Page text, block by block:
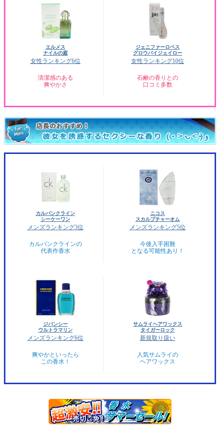
エルメス
ナイルの庭
女性ランキング6位
清潔感のある
爽やかさ
ジェニファーロペス
グロウバイジェイロー
女性ランキング10位
石鹸の香りとの
口コミ多数
カルバンクライン
シーケーワン
メンズランキング3位
カルバンクラインの
代表作香水
ニコス
スカルプチャーオム
メンズランキング5位
今後入手困難
となる可能性あり！
ジバンシー
ウルトラマリン
メンズランキング6位
爽やかといったら
この香水！
サムライヘアワックス
タイガーロック
新規取り扱い
人気サムライの
ヘアワックス